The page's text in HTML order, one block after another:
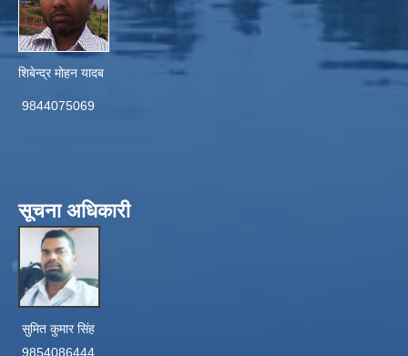
शिबेन्द्र मोहन यादब
9844075069
सूचना अधिकारी
सुमित कुमार सिंह
9854086444